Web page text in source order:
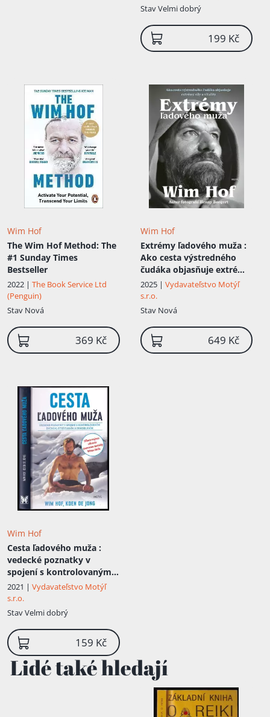
ledem s časem 1 hodina 8 minut, který
získal při natáčení Guinness World
Records: 50 let, 50 rekordů v Londýně. 4.
února 2006 ho ale překonal Brazilec
Gilberto da Silva Cruz s časem 1 hodina 9
nejznámějším činům patří například:
StavVelmi dobrý
199 Kč
Wim Hof
The Wim Hof Method: The
#1 Sunday Times
Bestseller
2022 | The Book Service Ltd
(Penguin)
Stav Nová
369 Kč
Wim Hof
Extrémy ľadového muža :
Ako cesta výstredného
čudáka objasňuje extrémy
sily a vitality
2025 | Vydavateľstvo Motýľ
s.r.o.
Stav Nová
649 Kč
Wim Hof
Cesta ľadového muža :
vedecké poznatky v
spojení s kontrolovaným
dychom, otužovaním a
odhodlaním ; Dlhotrvajúce
zdravie pomocou metódy
2021 | Vydavateľstvo Motýľ
s.r.o.
StavVelmi dobrý
159 Kč
Lidé také hledají